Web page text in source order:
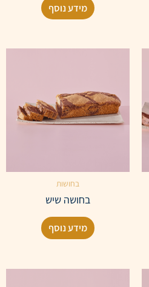
מידע נוסף
בחושות
בחושה שיש
מידע נוסף